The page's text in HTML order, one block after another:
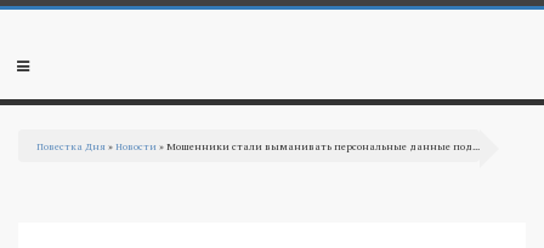
Перейти к основному содержанию
Мобильное
Повестка Дня »Новости » Мошенники стали выманивать персональные данные под...